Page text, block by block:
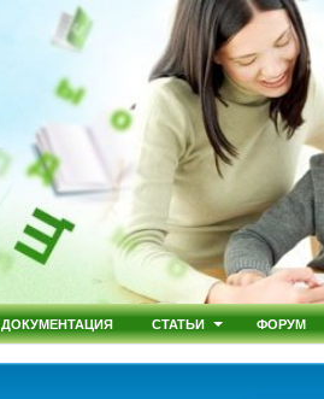
ДОКУМЕНТАЦИЯ СТАТЬИ ФОРУМ